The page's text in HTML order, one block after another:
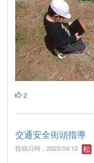
2
交通安全街頭指導
投稿日時 : 2023/04/12